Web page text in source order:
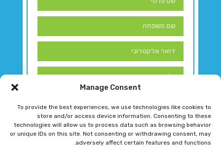
Manage Consent
To provide the best experiences, we use technologies like cookies to
store and/or access device information. Consenting to these
technologies will allow us to process data such as browsing behavior
or unique IDs on this site. Not consenting or withdrawing consent, may
adversely affect certain features and functions.